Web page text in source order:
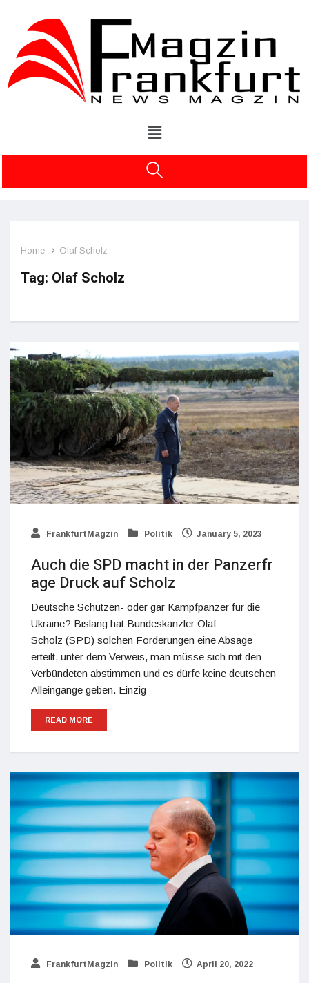
Home Olaf Scholz
Tag: Olaf Scholz
FrankfurtMagzin Politik January 5, 2023
Auch die SPD macht in der Panzerfr
age Druck auf Scholz
Deutsche Schützen- oder gar Kampfpanzer für die
Ukraine? Bislang hat Bundeskanzler Olaf
Scholz (SPD) solchen Forderungen eine Absage
erteilt, unter dem Verweis, man müsse sich mit den
Verbündeten abstimmen und es dürfe keine deutschen
Alleingänge geben. Einzig
READ MORE
FrankfurtMagzin Politik April 20, 2022